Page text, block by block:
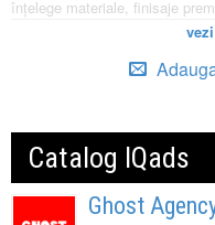
înțelege materiale, finisaje
Catalog IQads
Ghost